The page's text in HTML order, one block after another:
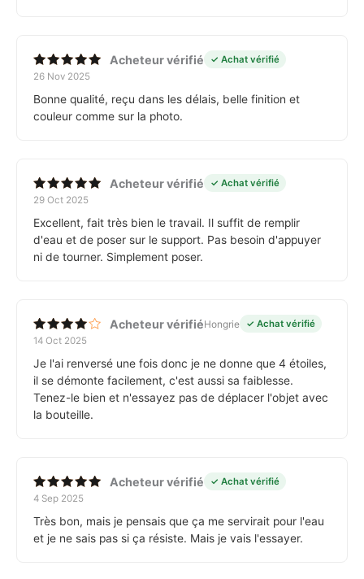
Note5
Acheteur vérifié
✓ Achat vérifié
26 Nov 2025
Bonne qualité, reçu dans les délais, belle finition et
couleur comme sur la photo.
Note5
Acheteur vérifié
✓ Achat vérifié
29 Oct 2025
Excellent, fait très bien le travail. Il suffit de remplir
d'eau et de poser sur le support. Pas besoin d'appuyer
ni de tourner. Simplement poser.
Note4
Acheteur vérifiéHongrie
✓ Achat vérifié
14 Oct 2025
Je l'ai renversé une fois donc je ne donne que 4 étoiles,
il se démonte facilement, c'est aussi sa faiblesse.
Tenez-le bien et n'essayez pas de déplacer l'objet avec
la bouteille.
Note5
Acheteur vérifié
✓ Achat vérifié
4 Sep 2025
Très bon, mais je pensais que ça me servirait pour l'eau
et je ne sais pas si ça résiste. Mais je vais l'essayer.